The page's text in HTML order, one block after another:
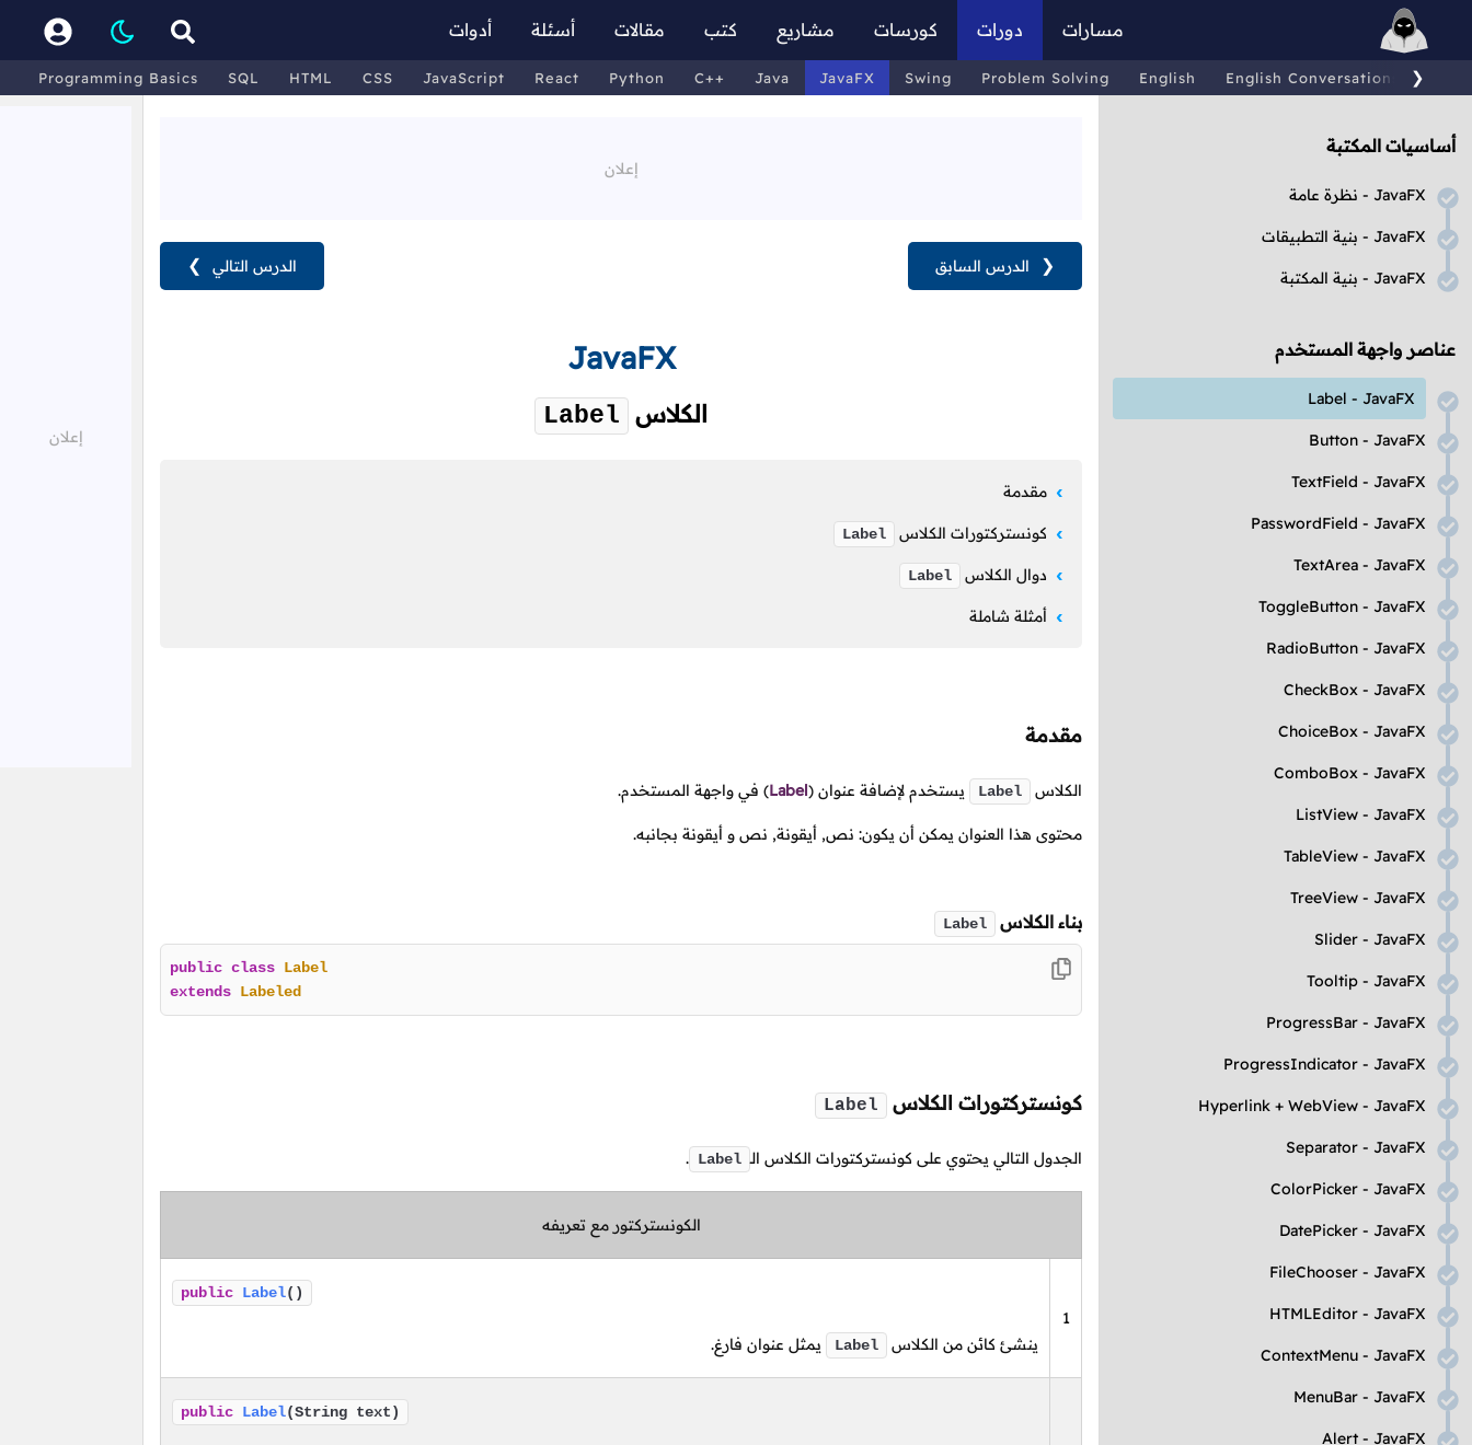
مسارات دورات كورسات مشاريع كتب مقالات أسئلة أدوات
Programming Basics SQL HTML CSS JavaScript React Python C++ Java JavaFX Swing Problem Solving English English Conversations ❯
أساسيات المكتبة
JavaFX - نظرة عامة
JavaFX - بنية التطبيقات
JavaFX - بنية المكتبة
عناصر واجهة المستخدم
JavaFX
-
Label
JavaFX
-
Button
JavaFX
-
TextField
JavaFX
-
PasswordField
JavaFX
-
TextArea
JavaFX
-
ToggleButton
JavaFX
-
RadioButton
JavaFX
-
CheckBox
JavaFX
-
ChoiceBox
JavaFX
-
ComboBox
JavaFX
-
ListView
JavaFX
-
TableView
JavaFX
-
TreeView
JavaFX
-
Slider
JavaFX
-
Tooltip
JavaFX
-
ProgressBar
JavaFX
-
ProgressIndicator
JavaFX
-
WebView
+
Hyperlink
JavaFX
-
Separator
JavaFX
-
ColorPicker
JavaFX
-
DatePicker
JavaFX
-
FileChooser
JavaFX
-
HTMLEditor
JavaFX
-
ContextMenu
JavaFX
-
MenuBar
JavaFX
-
Alert
الدرس التالي ❯ ❮ الدرس السابق
JavaFX
الكلاس Label
مقدمة
كونستركتورات الكلاس Label
دوال الكلاس Label
أمثلة شاملة
مقدمة
الكلاس Label يستخدم لإضافة عنوان (
Label
) في واجهة المستخدم.
محتوى هذا العنوان يمكن أن يكون: نص, أيقونة, نص و أيقونة بجانبه.
بناء الكلاس Label
public class Label
extends Labeled
كونستركتورات الكلاس Label
الجدول التالي يحتوي على كونستركتورات الكلاس الـ Label
.
الكونستركتور مع تعريفه
1
public Label()
ينشئ كائن من الكلاس Label يمثل عنوان فارغ.
public Label(String text)